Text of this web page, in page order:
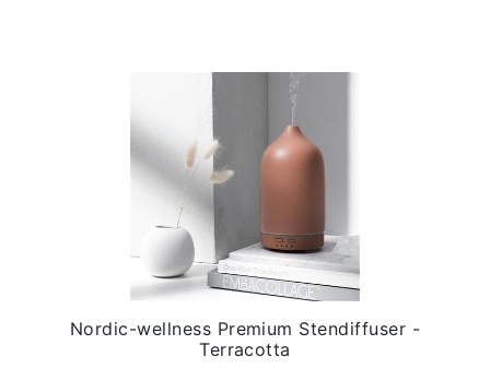
Nordic-wellness Premium Stendiffuser -
Terracotta